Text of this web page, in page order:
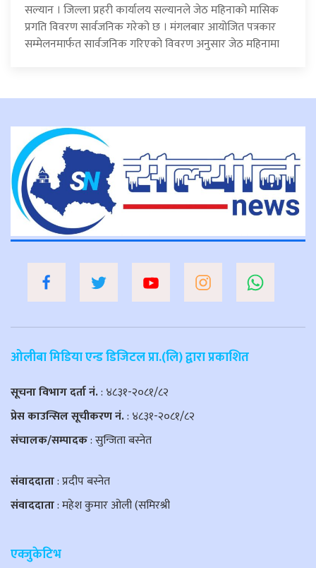
सल्यान । जिल्ला प्रहरी कार्यालय सल्यानले जेठ महिनाको मासिक
प्रगति विवरण सार्वजनिक गरेको छ । मंगलबार आयोजित पत्रकार
सम्मेलनमार्फत सार्वजनिक गरिएको विवरण अनुसार जेठ महिनामा
ओलीबा मिडिया एन्ड डिजिटल प्रा.(लि) द्वारा प्रकाशित
सूचना विभाग दर्ता नं.: ४८३१-२०८१/८२
प्रेस काउन्सिल सूचीकरण नं.: ४८३१-२०८१/८२
संचालक/सम्पादक: सुन्जिता बस्नेत
संवाददाता: प्रदीप बस्नेत
संवाददाता: महेश कुमार ओली (समिरश्री
एक्जुकेटिभ